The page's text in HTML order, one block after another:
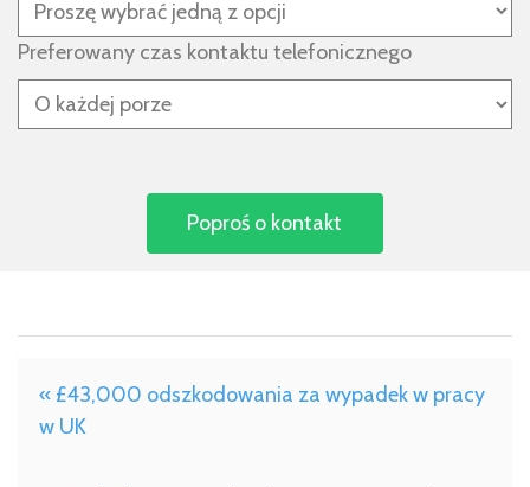
Preferowany czas kontaktu telefonicznego
« £43,000 odszkodowania za wypadek w pracy
w UK